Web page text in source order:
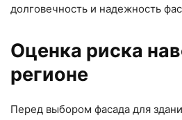
долговечность и надежность
Оценка риска
регионе
Перед выбором фасада для